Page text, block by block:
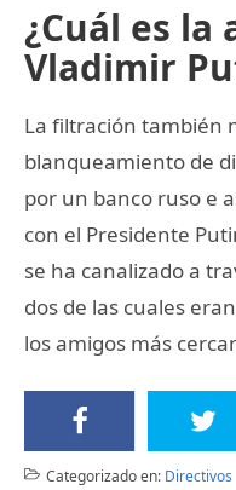
¿Cuál es
Vladimir
La filtración también
blanqueamiento de
por un banco ruso e
con el Presidente
se ha canalizado a
dos de las cuales
los amigos más
Categorizado en: Directivos